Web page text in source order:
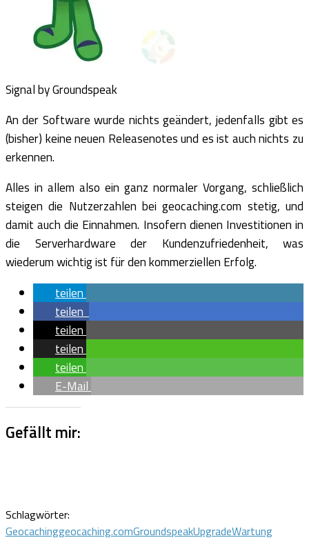
Signal by Groundspeak
An der Software wurde nichts geändert, jedenfalls gibt es
(bisher) keine neuen Releasenotes und es ist auch nichts zu
erkennen.
Alles in allem also ein ganz normaler Vorgang, schließlich
steigen die Nutzerzahlen bei geocaching.com stetig, und
damit auch die Einnahmen. Insofern dienen Investitionen in
die Serverhardware der Kundenzufriedenheit, was
wiederum wichtig ist für den kommerziellen Erfolg.
teilen
teilen
teilen
teilen
teilen
E-Mail
Gefällt mir:
Schlagwörter:
Geocachinggeocaching.comGroundspeakUpgradeWartung